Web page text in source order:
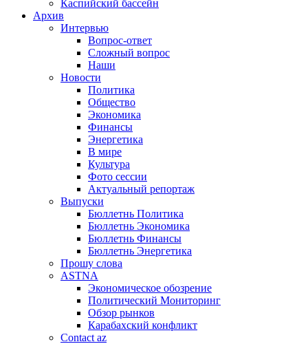
Каспийский бассейн
Архив
Интервью
Вопрос-ответ
Сложный вопрос
Наши
Новости
Политика
Общество
Экономика
Финансы
Энергетика
В мире
Культура
Фото сессии
Актуальный репортаж
Выпуски
Бюллетнь Политика
Бюллетнь Экономика
Бюллетнь Финансы
Бюллетнь Энергетика
Прошу слова
ASTNA
Экономическое обозрение
Политический Мониторинг
Обзор рынков
Карабахский конфликт
Contact az